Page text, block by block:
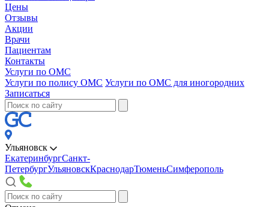
Цены
Отзывы
Акции
Врачи
Пациентам
Контакты
Услуги по ОМС
Услуги по полису ОМС Услуги по ОМС для иногородних
Записаться
Ульяновск
ЕкатеринбургСанкт-
ПетербургУльяновскКраснодарТюменьСимферополь